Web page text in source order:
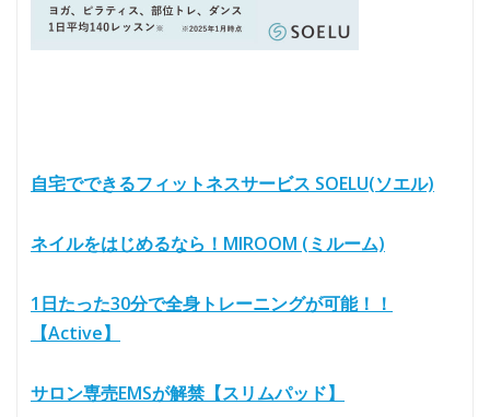
自宅でできるフィットネスサービス SOELU(ソエル)
ネイルをはじめるなら！MIROOM (ミルーム)
1日たった30分で全身トレーニングが可能！！
【Active】
サロン専売EMSが解禁【スリムパッド】